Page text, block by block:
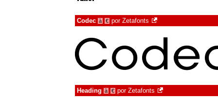
Codec à € por Zetafonts
Heading à € por Zetafonts